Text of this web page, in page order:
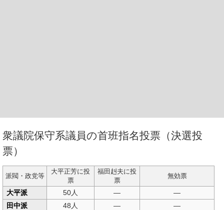
衆議院保守系議員の首班指名投票（決選投
票）
派閥・政党等
大平正芳に投
票
福田赳夫に投
票
無効票
大平派 50人 —
—
田中派
48人 —
—